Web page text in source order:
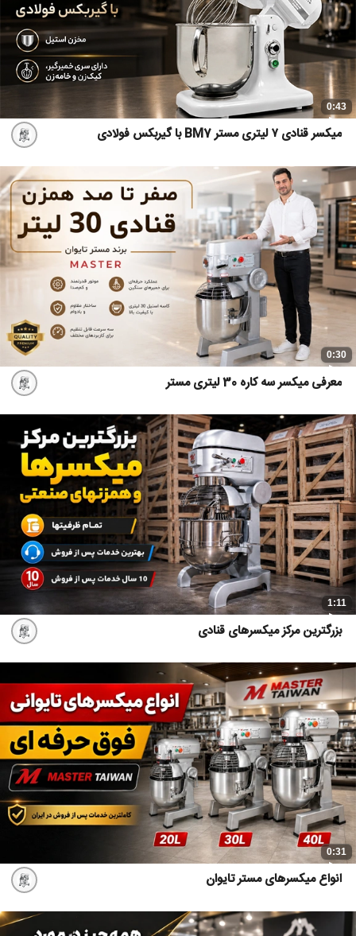
0:43
میکسر قنادی ۷ لیتری مستر BM7 با گیربکس فولادی
0:30
معرفی میکسر سه کاره 30 لیتری مستر
1:11
بزرگترین مرکز میکسرهای قنادی
0:31
انواع میکسرهای مستر تایوان